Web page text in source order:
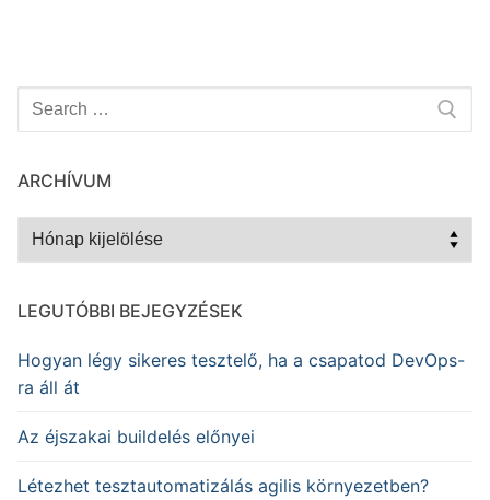
Keresése:
ARCHÍVUM
Archívum
LEGUTÓBBI BEJEGYZÉSEK
Hogyan légy sikeres tesztelő, ha a csapatod DevOps-
ra áll át
Az éjszakai buildelés előnyei
Létezhet tesztautomatizálás agilis környezetben?